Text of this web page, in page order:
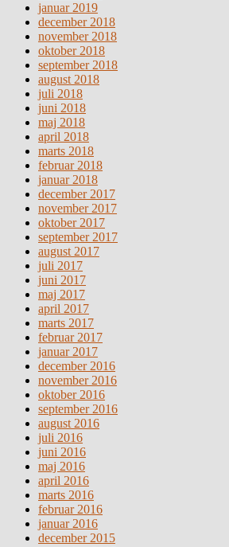
januar 2019
december 2018
november 2018
oktober 2018
september 2018
august 2018
juli 2018
juni 2018
maj 2018
april 2018
marts 2018
februar 2018
januar 2018
december 2017
november 2017
oktober 2017
september 2017
august 2017
juli 2017
juni 2017
maj 2017
april 2017
marts 2017
februar 2017
januar 2017
december 2016
november 2016
oktober 2016
september 2016
august 2016
juli 2016
juni 2016
maj 2016
april 2016
marts 2016
februar 2016
januar 2016
december 2015